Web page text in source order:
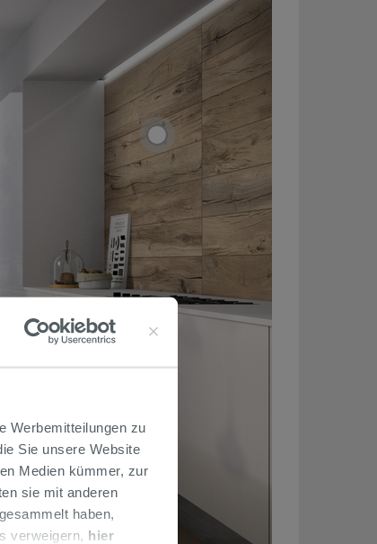
Werbemitteilungen zu
Sie unsere Website
Medien kümmer, zur
sie mit anderen
haben,
verweigern, hier